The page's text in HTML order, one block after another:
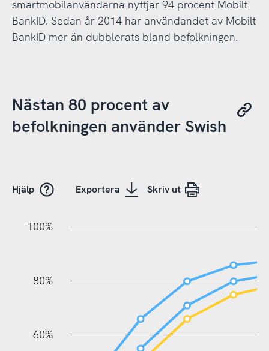
smartmobilanvändarna nyttjar 94 procent Mobilt
BankID. Sedan år 2014 har användandet av Mobilt
BankID mer än dubblerats bland befolkningen.
Nästan 80 procent av
befolkningen använder Swish
Hjälp Exportera Skriv ut
100%
80%
60%